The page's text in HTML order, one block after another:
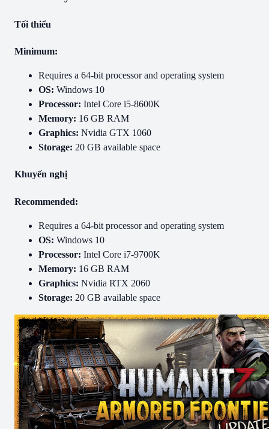
Tối thiểu
Minimum:
Requires a 64-bit processor and operating system
OS: Windows 10
Processor: Intel Core i5-8600K
Memory: 16 GB RAM
Graphics: Nvidia GTX 1060
Storage: 20 GB available space
Khuyến nghị
Recommended:
Requires a 64-bit processor and operating system
OS: Windows 10
Processor: Intel Core i7-9700K
Memory: 16 GB RAM
Graphics: Nvidia RTX 2060
Storage: 20 GB available space